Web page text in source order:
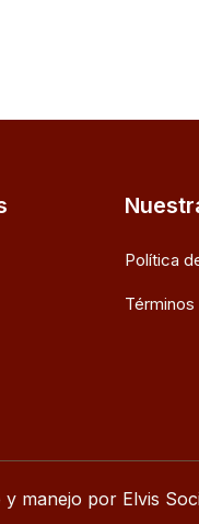
Política
manejo por Elvis